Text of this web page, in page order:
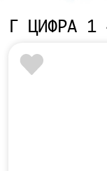
Г ЦИФРА